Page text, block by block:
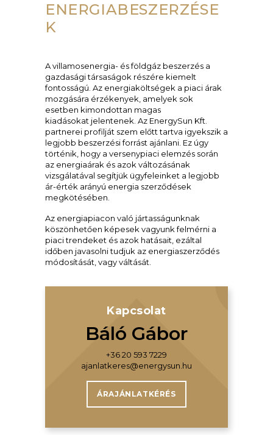
ENERGIABESZERZÉSE
K
A villamosenergia- és földgáz beszerzés a
gazdasági társaságok részére kiemelt
fontosságú. Az energiaköltségek a piaci árak
mozgására érzékenyek, amelyek sok
esetben kimondottan magas
kiadásokat jelentenek. Az EnergySun Kft.
partnerei profilját szem előtt tartva igyekszik a
legjobb beszerzési forrást ajánlani. Ez úgy
történik, hogy a versenypiaci elemzés során
az energiaárak és azok változásának
vizsgálatával segítjük ügyfeleinket a legjobb
ár-érték arányú energia szerződések
megkötésében.
Az energiapiacon való jártasságunknak
köszönhetően képesek vagyunk felmérni a
piaci trendeket és azok hatásait, ezáltal
időben javasolni tudjuk az energiaszerződés
módosítását, vagy váltását.
Kapcsolat
Báló Gábor
+36 20 593 7229
ajanlatkeres@energysun.hu
ÁRAJÁNLATKÉRÉS